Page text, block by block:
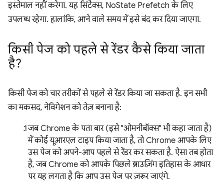
इस्तेमाल नहीं करेगा. यह सिंटैक्स, NoState Prefetch के लिए
उपलब्ध रहेगा. हालांकि, आने वाले समय में इसे बंद कर दिया जाएगा.
किसी पेज को पहले से रेंडर कैसे किया जाता
है?
किसी पेज को चार तरीकों से पहले से रेंडर किया जा सकता है. इन सभी
का मकसद, नेविगेशन को तेज़ बनाना है:
जब Chrome के पता बार (इसे "ओमनीबॉक्स" भी कहा जाता है)
में कोई यूआरएल टाइप किया जाता है, तो Chrome आपके लिए
उस पेज को अपने-आप पहले से रेंडर कर सकता है. ऐसा तब होता
है, जब Chrome को आपके पिछले ब्राउज़िंग इतिहास के आधार
पर यह लगता है कि आप उस पेज पर ज़रूर जाएंगे.